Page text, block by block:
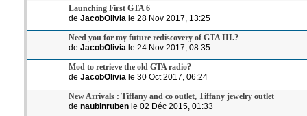
Launching First GTA 6
de JacobOlivia le 28 Nov 2017, 13:25
Need you for my future rediscovery of GTA III.?
de JacobOlivia le 24 Nov 2017, 08:35
Mod to retrieve the old GTA radio?
de JacobOlivia le 30 Oct 2017, 06:24
New Arrivals : Tiffany and co outlet, Tiffany jewelry outlet
de naubinrubenle 02 Déc 2015, 01:33